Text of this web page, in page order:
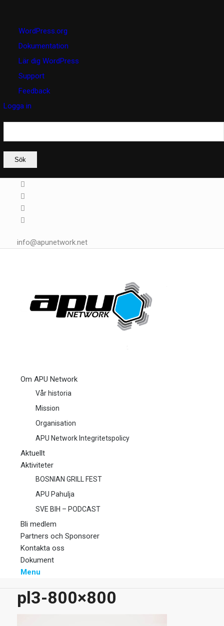
WordPress
WordPress.org
Dokumentation
Lär dig WordPress
Support
Feedback
Logga in
Sök
info@apunetwork.net
Om APU Network
Vår historia
Mission
Organisation
APU Network Integritetspolicy
Aktuellt
Aktiviteter
BOSNIAN GRILL FEST
APU Pahulja
SVE BIH – PODCAST
Bli medlem
Partners och Sponsorer
Kontakta oss
Dokument
Menu
pl3-800×800